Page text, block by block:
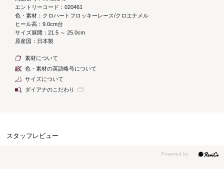
エントリーコード：020461
色・素材：クロハートフロッキーレース/クロエナメル
ヒール高：9.0cm台
サイズ展開：21.5 ～ 25.0cm
原産国：日本製
素材について
色・素材の英語略号について
サイズについて
ダイアナのこだわり
スタッフレビュー